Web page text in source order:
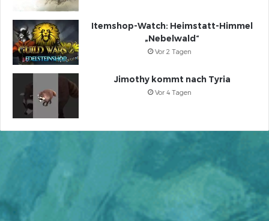
Itemshop-Watch: Heimstatt-Himmel
„Nebelwald“
Vor 2 Tagen
Jimothy kommt nach Tyria
Vor 4 Tagen